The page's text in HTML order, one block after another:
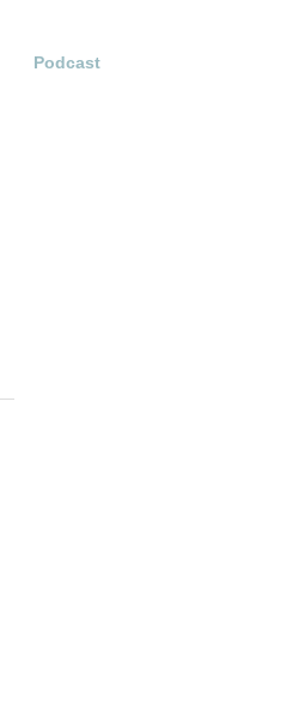
Podcast